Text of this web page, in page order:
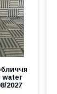
water
2027